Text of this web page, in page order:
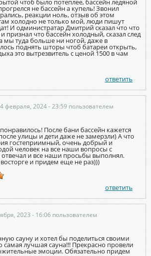
чтоб было потеплее, бассейн ледяной
не бассейн а купель! Звонил
реакции ноль, отзыв об этом
холодно не только мой, люди пишут
И одминистратар Дмитрий сказал что что
признал что бассейн холодный, сказал след
мы туда больше ни ногой, даже в
поднять шторы чтоб батареи открыть,
это вытрезвитель с ценой 1500 в чам
ответить
февраля, 2024 - 23:59 пользователем
После бани бассейн кажется
улицы и дети даже не замерзли) А что
гостеприимный, очень добрый и
человек на все наши вопросы с
и все наши просьбы выполнял.
и придем еще не раз)))
ответить
2023 - 16:06 пользователем
сауну и хотел бы поделиться своими
самая лучшая сауна!!! Прекрасно провели
эмоции. Обязательно придем